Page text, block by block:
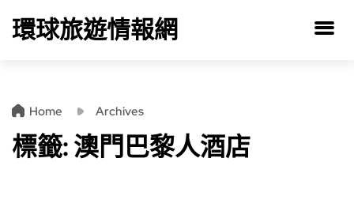
環球旅遊情報網
Home Archives
標籤:澳門巴黎人酒店